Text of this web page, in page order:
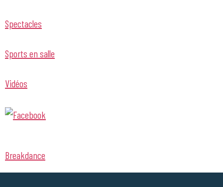
Spectacles
Sports en salle
Vidéos
Breakdance